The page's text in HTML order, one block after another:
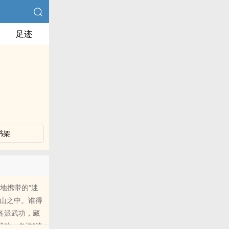
足迹
架
携带的“迷
之中。谁得
派武功，藏
功，参透“迷